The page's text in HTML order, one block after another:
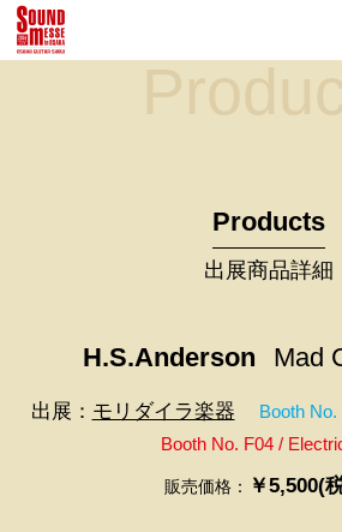
Products
出展商品詳細
H.S.Anderson Mad
出展： モリダイラ楽器
Booth
Booth No. F04 /
販売価格： ￥5,500(